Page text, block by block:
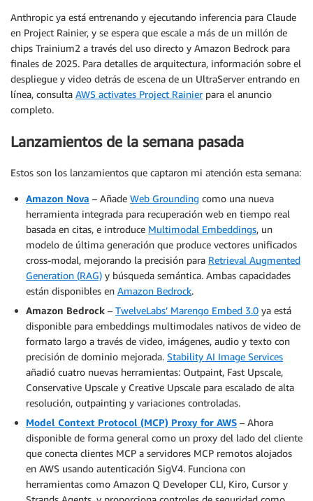
Anthropic ya está entrenando y ejecutando inferencia para Claude
en Project Rainier, y se espera que escale a más de un millón de
chips Trainium2 a través del uso directo y Amazon Bedrock para
finales de 2025. Para detalles de arquitectura, información sobre el
despliegue y video detrás de escena de un UltraServer entrando en
línea, consulta AWS activates Project Rainierpara el anuncio
completo.
Lanzamientos de la semana pasada
Estos son los lanzamientos que captaron mi atención esta semana:
Amazon Nova – Añade Web Grounding como una nueva
herramienta integrada para recuperación web en tiempo real
basada en citas, e introduce Multimodal Embeddings, un
modelo de última generación que produce vectores unificados
cross-modal, mejorando la precisión para Retrieval Augmented
Generation (RAG) y búsqueda semántica. Ambas capacidades
están disponibles en Amazon Bedrock.
Amazon Bedrock – TwelveLabs’ Marengo Embed 3.0 ya está
disponible para embeddings multimodales nativos de video de
formato largo a través de video, imágenes, audio y texto con
precisión de dominio mejorada. Stability AI Image Services
añadió cuatro nuevas herramientas: Outpaint, Fast Upscale,
Conservative Upscale y Creative Upscale para escalado de alta
resolución, outpainting y variaciones controladas.
Model Context Protocol (MCP) Proxy for AWS – Ahora
disponible de forma general como un proxy del lado del cliente
que conecta clientes MCP a servidores MCP remotos alojados
en AWS usando autenticación SigV4. Funciona con
herramientas como Amazon Q Developer CLI, Kiro, Cursor y